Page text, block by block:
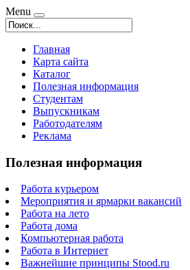
Menu
Главная
Карта сайта
Каталог
Полезная информация
Студентам
Выпускникам
Работодателям
Реклама
Полезная информация
Работа курьером
Мероприятия и ярмарки вакансий
Работа на лето
Работа дома
Компьютерная работа
Работа в Интернет
Важнейшие принципы Stood.ru